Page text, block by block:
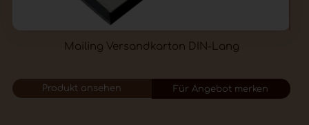
Mailing Versandkarton DIN-Lang
Produkt ansehen Für Angebot merken